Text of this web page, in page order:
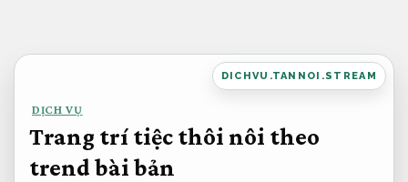
dung
DICHVU.TANNOI.STREAM
DỊCH VỤ
Trang trí tiệc thôi nôi theo
trend bài bản